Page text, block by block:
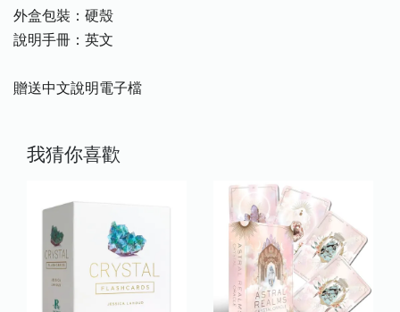
外盒包裝：硬殼
說明手冊：英文
贈送中文說明電子檔
我猜你喜歡